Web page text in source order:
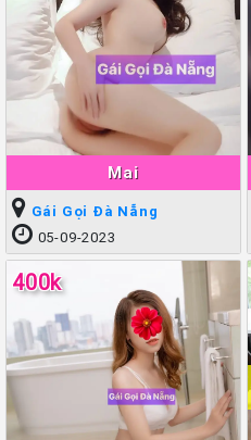
Mai
Gái Gọi Đà Nẵng
05-09-2023
400k